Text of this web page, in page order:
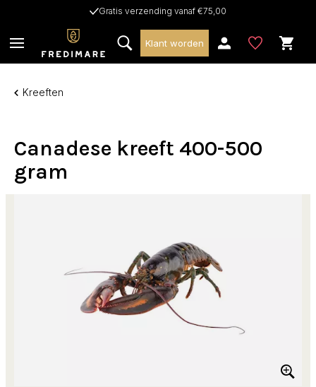
Gratis verzending vanaf €75,00
Klant worden
Kreeften
Canadese kreeft 400-500
gram